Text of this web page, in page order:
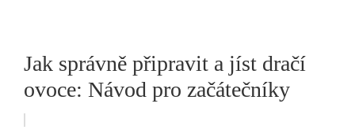
Jak správně připravit a jíst dračí
ovoce: Návod pro začátečníky